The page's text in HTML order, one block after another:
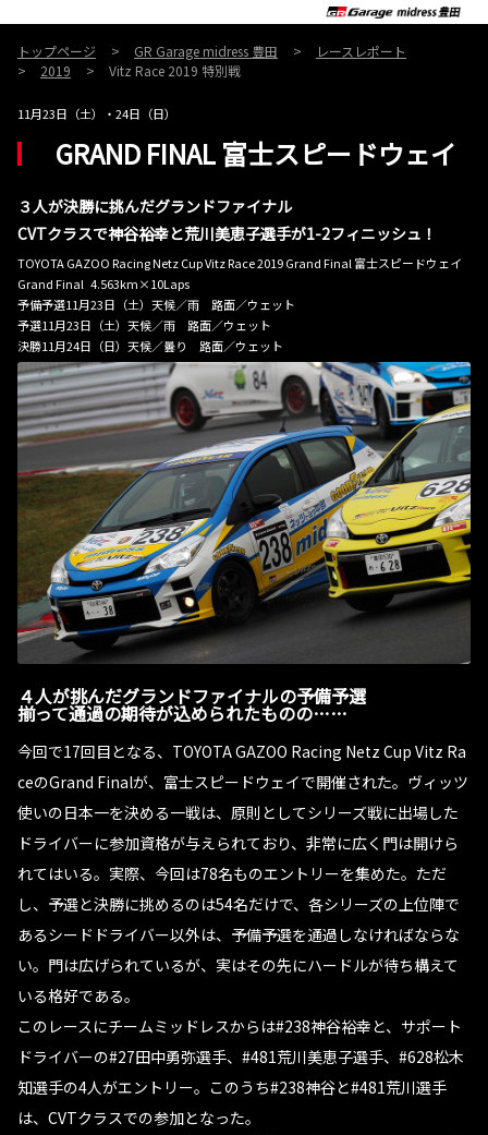
トップページ GR Garage midress 豊田
レースレポート
2019
Vitz Race 2019 特別戦
11月23日（土）・24日（日）
GRAND FINAL 富士スピードウェイ
３人が決勝に挑んだグランドファイナル
CVTクラスで神谷裕幸と荒川美恵子選手が1-2フィニッシュ！
TOYOTA GAZOO Racing Netz Cup Vitz Race 2019 Grand Final 富士スピードウェイ
Grand Final 4.563km×10Laps
予備予選11月23日（土）天候／雨 路面／ウェット
予選11月23日（土）天候／雨 路面／ウェット
決勝11月24日（日）天候／曇り 路面／ウェット
４人が挑んだグランドファイナルの予備予選
揃って通過の期待が込められたものの……
今回で17回目となる、TOYOTA GAZOO Racing Netz Cup Vitz Ra
ceのGrand Finalが、富士スピードウェイで開催された。ヴィッツ
使いの日本一を決める一戦は、原則としてシリーズ戦に出場した
ドライバーに参加資格が与えられており、非常に広く門は開けら
れてはいる。実際、今回は78名ものエントリーを集めた。ただ
し、予選と決勝に挑めるのは54名だけで、各シリーズの上位陣で
あるシードドライバー以外は、予備予選を通過しなければならな
い。門は広げられているが、実はその先にハードルが待ち構えて
いる格好である。
このレースにチームミッドレスからは#238神谷裕幸と、サポート
ドライバーの#27田中勇弥選手、#481荒川美恵子選手、#628松木
知選手の4人がエントリー。このうち#238神谷と#481荒川選手
は、CVTクラスでの参加となった。